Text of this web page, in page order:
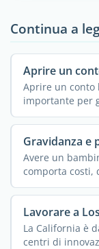
Continua a
Aprire un
Aprire un conto
importante per
Gravidanza e
Avere un
comporta costi,
Lavorare a
La California è
centri di